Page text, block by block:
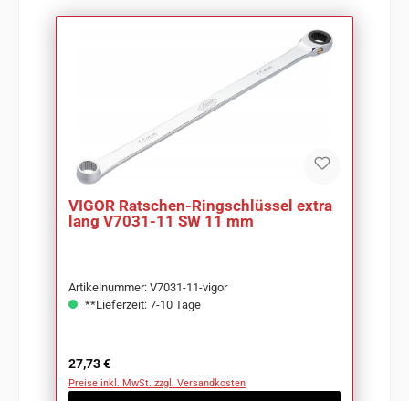
VIGOR Ratschen-Ringschlüssel extra
lang V7031-11 SW 11 mm
Artikelnummer: V7031-11-vigor
**Lieferzeit: 7-10 Tage
Regulärer Preis:
27,73 €
Preise inkl. MwSt. zzgl. Versandkosten